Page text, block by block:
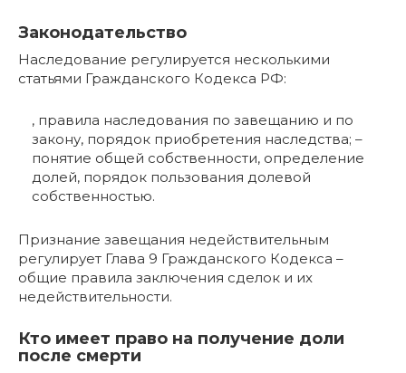
Законодательство
Наследование регулируется несколькими
статьями Гражданского Кодекса РФ:
, правила наследования по завещанию и по
закону, порядок приобретения наследства; –
понятие общей собственности, определение
долей, порядок пользования долевой
собственностью.
Признание завещания недействительным
регулирует Глава 9 Гражданского Кодекса –
общие правила заключения сделок и их
недействительности.
Кто имеет право на получение доли
после смерти